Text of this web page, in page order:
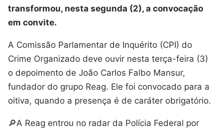
transformou, nesta segunda (2), a convocação
em convite.
A Comissão Parlamentar de Inquérito (CPI) do
Crime Organizado deve ouvir nesta terça-feira (3)
o depoimento de João Carlos Falbo Mansur,
fundador do grupo Reag. Ele foi convocado para a
oitiva, quando a presença é de caráter obrigatório.
🔎A Reag entrou no radar da Polícia Federal por